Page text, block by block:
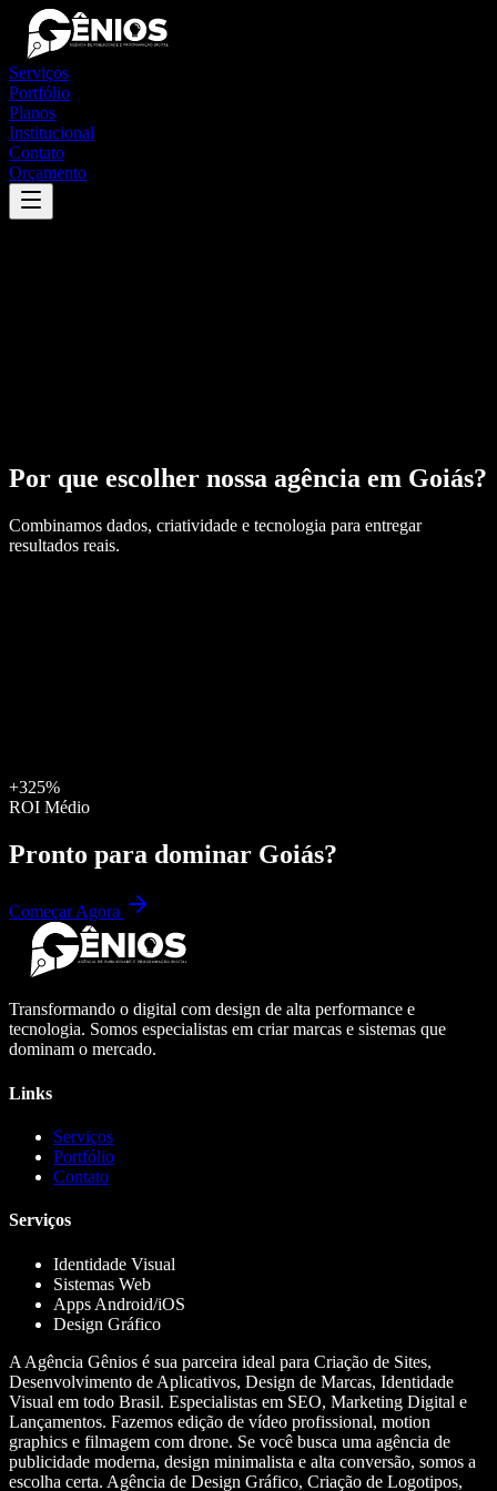
Serviços
Portfólio
Planos
Institucional
Contato
Orçamento
Por que escolher nossa agência em Goiás?
Combinamos dados, criatividade e tecnologia para entregar
resultados reais.
+325%
ROI Médio
Pronto para dominar Goiás?
Começar Agora
Transformando o digital com design de alta performance e
tecnologia. Somos especialistas em criar marcas e sistemas que
dominam o mercado.
Links
Serviços
Portfólio
Contato
Serviços
Identidade Visual
Sistemas Web
Apps Android/iOS
Design Gráfico
A Agência Gênios é sua parceira ideal para Criação de Sites,
Desenvolvimento de Aplicativos, Design de Marcas, Identidade
Visual em todo Brasil. Especialistas em SEO, Marketing Digital e
Lançamentos. Fazemos edição de vídeo profissional, motion
graphics e filmagem com drone. Se você busca uma agência de
publicidade moderna, design minimalista e alta conversão, somos a
escolha certa. Agência de Design Gráfico, Criação de Logotipos,